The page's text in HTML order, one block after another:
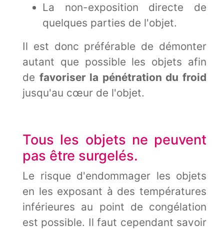
La non-exposition directe de
quelques parties de l'objet.
Il est donc préférable de démonter
autant que possible les objets afin
de favoriser la pénétration du froid
jusqu'au cœur de l'objet.
Tous les objets ne peuvent
pas être surgelés.
Le risque d'endommager les objets
en les exposant à des températures
inférieures au point de congélation
est possible. Il faut cependant savoir